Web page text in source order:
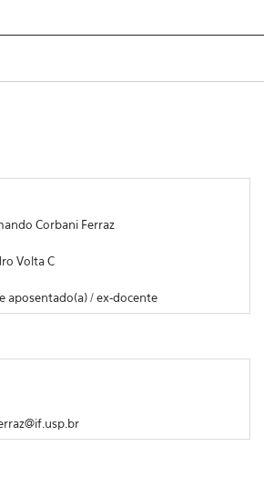
Corbani Ferraz
Volta C
aposentado(a) / ex-docente